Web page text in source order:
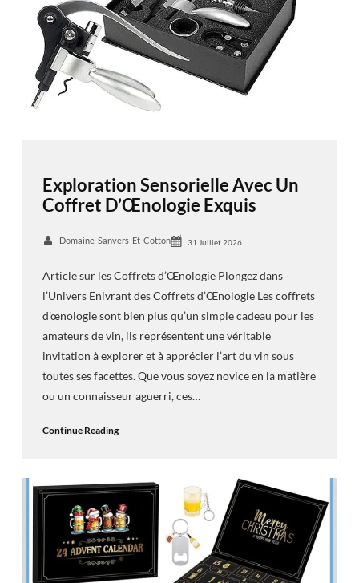
Exploration Sensorielle Avec Un
Coffret D’Œnologie Exquis
Domaine-Sanvers-Et-Cotton 31 Juillet 2026
Article sur les Coffrets d’Œnologie Plongez dans
l’Univers Enivrant des Coffrets d’Œnologie Les coffrets
d’œnologie sont bien plus qu’un simple cadeau pour les
amateurs de vin, ils représentent une véritable
invitation à explorer et à apprécier l’art du vin sous
toutes ses facettes. Que vous soyez novice en la matière
ou un connaisseur aguerri, ces…
Continue Reading